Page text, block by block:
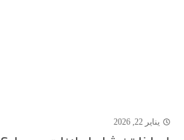
يناير 22, 2026